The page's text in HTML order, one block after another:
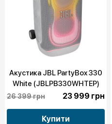
Акустика JBL PartyBox 330
White (JBLPB330WHTEP)
26 399 грн 23 999 грн
Купити